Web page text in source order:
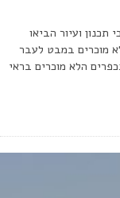
ועיור הביאו
מוכרים במבט לעבר
הלא מוכרים בראי